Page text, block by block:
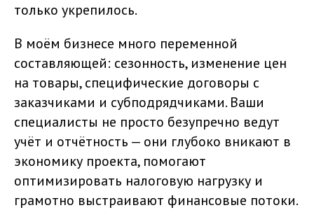
только укрепилось.
В моём бизнесе много переменной
составляющей: сезонность, изменение цен
на товары, специфические договоры с
заказчиками и субподрядчиками. Ваши
специалисты не просто безупречно ведут
учёт и отчётность — они глубоко вникают в
экономику проекта, помогают
оптимизировать налоговую нагрузку и
грамотно выстраивают финансовые потоки.